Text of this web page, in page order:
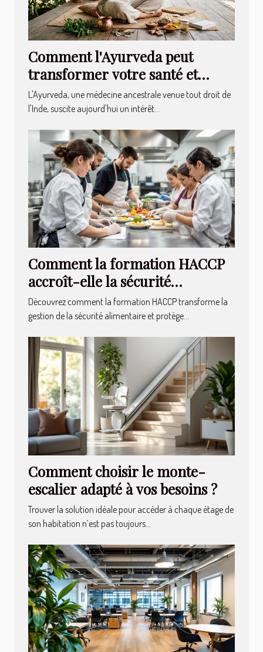
Comment l'Ayurveda peut
transformer votre santé et
bien-être ?
L'Ayurveda, une médecine ancestrale venue tout droit de
l'Inde, suscite aujourd'hui un intérêt...
Comment la formation HACCP
accroît-elle la sécurité
alimentaire ?
Découvrez comment la formation HACCP transforme la
gestion de la sécurité alimentaire et protège...
Comment choisir le monte-
escalier adapté à vos besoins ?
Trouver la solution idéale pour accéder à chaque étage de
son habitation n’est pas toujours...